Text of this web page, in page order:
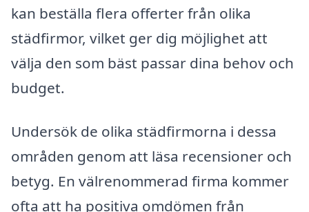
kan beställa flera offerter från olika
städfirmor, vilket ger dig möjlighet att
välja den som bäst passar dina behov och
budget.
Undersök de olika städfirmorna i dessa
områden genom att läsa recensioner och
betyg. En välrenommerad firma kommer
ofta att ha positiva omdömen från